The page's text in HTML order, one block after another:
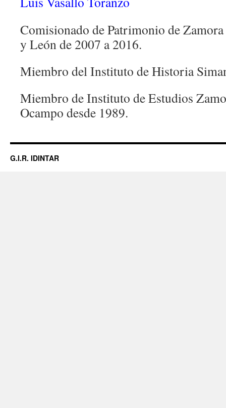
Comisionado de Patrimonio de
y León de 2007 a 2016.
Miembro del Instituto de Historia
Miembro de Instituto de Estudios
Ocampo desde 1989.
G.I.R. IDINTAR